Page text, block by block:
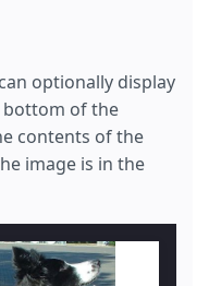
optionally display
bottom of the
contents of the
image is in the